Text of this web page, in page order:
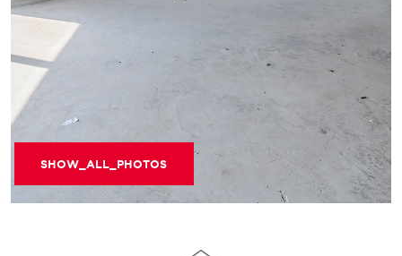
SHOW_ALL_PHOTOS